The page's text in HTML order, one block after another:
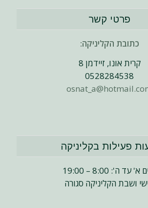
פרטי קשר
כתובת הקליניקה:
קרית אונו, זיידמן 8
0528284538
פעילות בקליניקה
עד ה': 8:00 – 19:00
ושבת הקליניקה סגורה